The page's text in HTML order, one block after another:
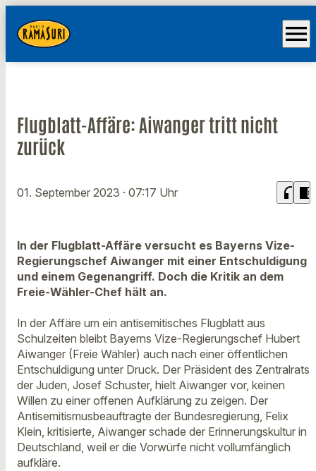
menu
Flugblatt-Affäre: Aiwanger tritt nicht
zurück
01. September 2023 · 07:17 Uhr headphones chrome_reader_mode
In der Flugblatt-Affäre versucht es Bayerns Vize-
Regierungschef Aiwanger mit einer Entschuldigung
und einem Gegenangriff. Doch die Kritik an dem
Freie-Wähler-Chef hält an.
In der Affäre um ein antisemitisches Flugblatt aus
Schulzeiten bleibt Bayerns Vize-Regierungschef Hubert
Aiwanger (Freie Wähler) auch nach einer öffentlichen
Entschuldigung unter Druck. Der Präsident des Zentralrats
der Juden, Josef Schuster, hielt Aiwanger vor, keinen
Willen zu einer offenen Aufklärung zu zeigen. Der
Antisemitismusbeauftragte der Bundesregierung, Felix
Klein, kritisierte, Aiwanger schade der Erinnerungskultur in
Deutschland, weil er die Vorwürfe nicht vollumfänglich
aufkläre.